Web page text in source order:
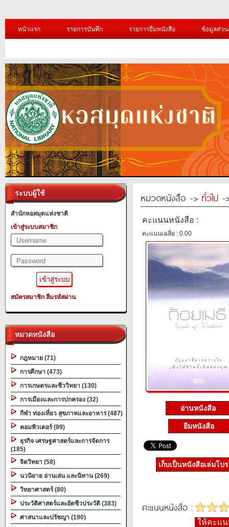
หน้าแรก รายการบันทึก รายการยืมหนังสือ ข้อมูลส่ว
ระบบผู้ใช้
สำนักหอสมุดแห่งชาติ
เข้าสู่ระบบสมาชิก
สมัครสมาชิก ลืมรหัสผ่าน
หมวดหนังสือ
กฎหมาย (71)
การศึกษา (473)
การเกษตรและชีววิทยา (130)
การเมืองและการปกครอง (32)
กีฬา ท่องเที่ยว สุขภาพและอาหาร (487)
คอมพิวเตอร์ (99)
ธุรกิจ เศรษฐศาสตร์และการจัดการ
(185)
จิตวิทยา (58)
นวนิยาย อ่านเล่น และนิทาน (269)
วิทยาศาสตร์ (80)
ประวัติศาสตร์และอัตชีวประวัติ (383)
ศาสนาและปรัชญา (190)
หมวดหนังสือ -> ทั่วไป -
คะแนนหนังสือ :
คะแนนเฉลี่ย : 0.00
อ่านหนังสือ
ยืมหนังสือ
เก็บเป็นหนังสือเล่มโป
คะแนนหนังสือ :
ให้คะแ